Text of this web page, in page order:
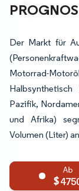
Der Markt für
Motorrad-
Pazifik,
und Afrika)
Volumen (Liter)